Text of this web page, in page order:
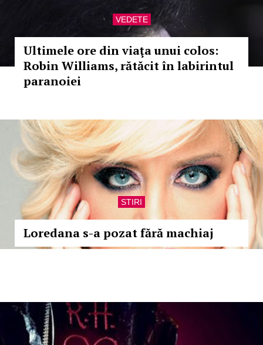
VEDETE
Ultimele ore din viaţa unui colos:
Robin Williams, rătăcit în labirintul
paranoiei
STIRI
Loredana s-a pozat fără machiaj